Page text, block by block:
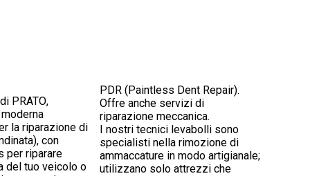
PRATO,
la riparazione di
con
per riparare
del tuo veicolo o
PDR (Paintless Dent Repair).
Offre anche servizi di
riparazione meccanica.
I nostri tecnici levabolli sono
specialisti nella rimozione di
ammaccature in modo artigianale;
utilizzano solo attrezzi che